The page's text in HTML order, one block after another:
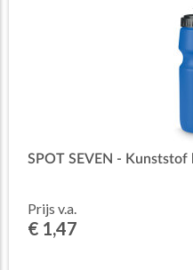
SPOT SEVEN - Kunststof
Prijs v.a.
€ 1,47